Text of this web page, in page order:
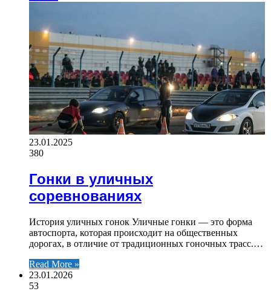
23.01.2025
380
Гонки в уличных
соревнованиях
История уличных гонок Уличные гонки — это форма
автоспорта, которая происходит на общественных
дорогах, в отличие от традиционных гоночных трасс.…
Read More »
23.01.2026
53